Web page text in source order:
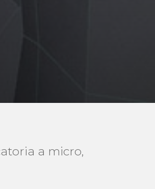
a micro,